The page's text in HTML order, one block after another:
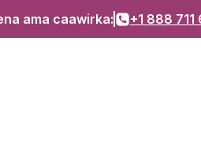
ama caawirka: +1 888 711